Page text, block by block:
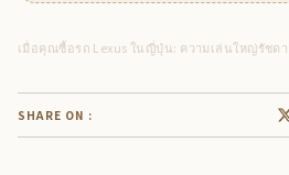
เมื่อคุณซื้อรถ Lexus ในญี่ปุ่น: ความเล่นใหญ่รัชดา
SHARE ON :